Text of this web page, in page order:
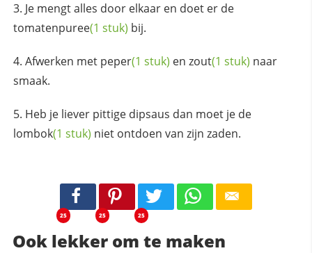
Je mengt alles door elkaar en doet er de
tomatenpuree(1 stuk) bij.
Afwerken met peper(1 stuk) en zout(1 stuk) naar
smaak.
Heb je liever pittige dipsaus dan moet je de
lombok(1 stuk) niet ontdoen van zijn zaden.
25 25 25
Ook lekker om te maken